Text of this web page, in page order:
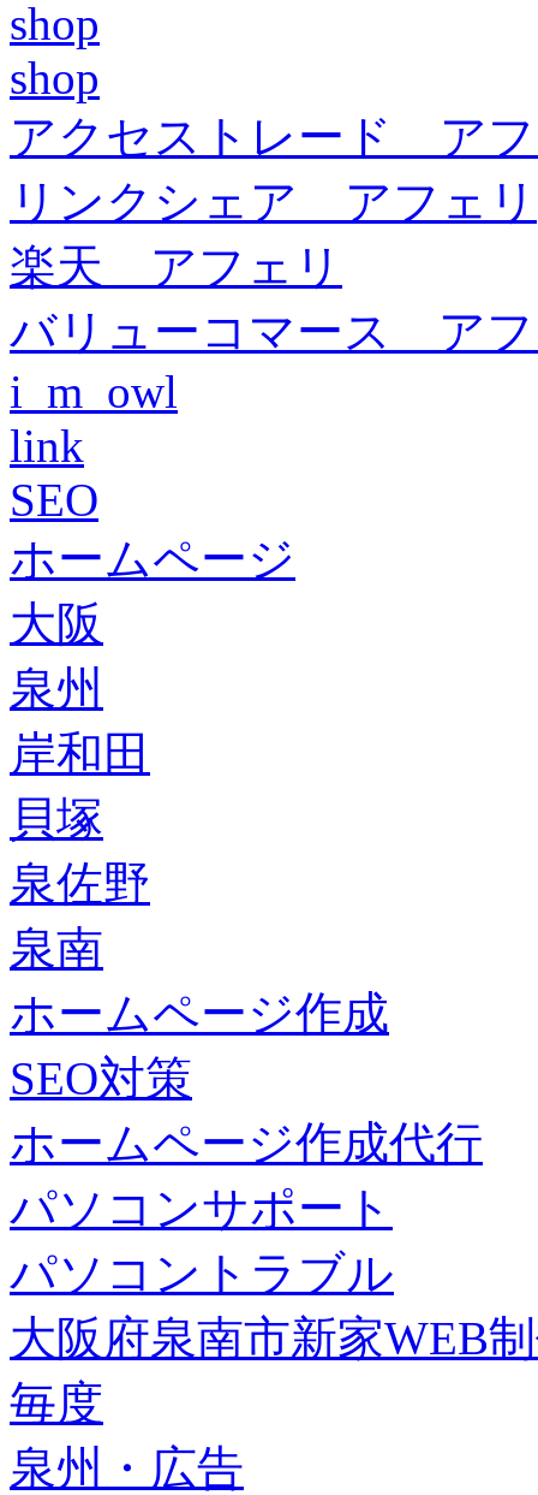
shop
shop
アクセストレード ア
リンクシェア アフェリ
楽天 アフェリ
バリューコマース ア
i_m_owl
link
SEO
ホームページ
大阪
泉州
岸和田
貝塚
泉佐野
泉南
ホームページ作成
SEO対策
ホームページ作成代行
パソコンサポート
パソコントラブル
大阪府泉南市新家WEB
毎度
泉州・広告